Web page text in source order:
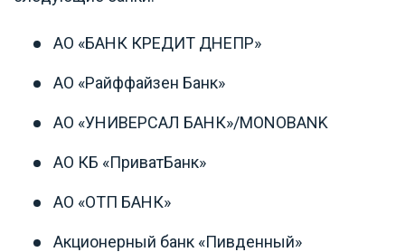
АО «БАНК КРЕДИТ ДНЕПР»
АО «Райффайзен Банк»
АО «УНИВЕРСАЛ БАНК»/MONOBANK
АО КБ «ПриватБанк»
АО «ОТП БАНК»
Акционерный банк «Пивденный»